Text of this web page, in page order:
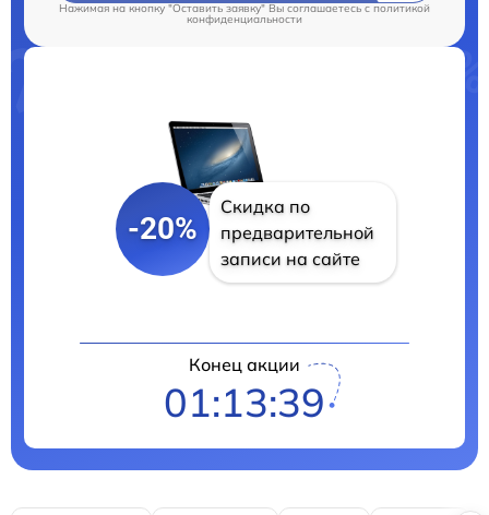
Нажимая на кнопку "Оставить заявку" Вы соглашаетесь cполитикой
конфиденциальности
-20%
Скидка по
предварительной
записи на сайте
Конец акции
01:13:38